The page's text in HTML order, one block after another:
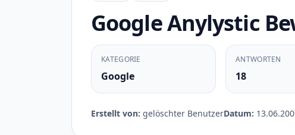
Google Anylystic
KATEGORIE
Google
ANTWORTEN
18
Erstellt von: gelöschter BenutzerDatum: